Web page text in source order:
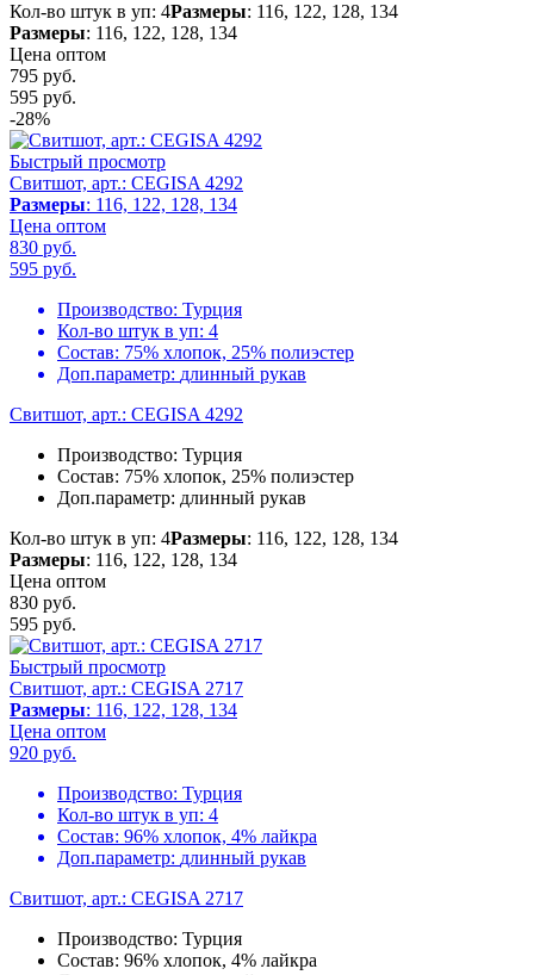
Кол-во штук в уп: 4Размеры: 116, 122, 128, 134
Размеры: 116, 122, 128, 134
Цена оптом
795 руб.
595 руб.
-28%
Быстрый просмотр
Свитшот, арт.: CEGISA 4292
Размеры: 116, 122, 128, 134
Цена оптом
830 руб.
595 руб.
Производство: Турция
Кол-во штук в уп: 4
Состав: 75% хлопок, 25% полиэстер
Доп.параметр: длинный рукав
Свитшот, арт.: CEGISA 4292
Производство: Турция
Состав: 75% хлопок, 25% полиэстер
Доп.параметр: длинный рукав
Кол-во штук в уп: 4Размеры: 116, 122, 128, 134
Размеры: 116, 122, 128, 134
Цена оптом
830 руб.
595 руб.
Быстрый просмотр
Свитшот, арт.: CEGISA 2717
Размеры: 116, 122, 128, 134
Цена оптом
920 руб.
Производство: Турция
Кол-во штук в уп: 4
Состав: 96% хлопок, 4% лайкра
Доп.параметр: длинный рукав
Свитшот, арт.: CEGISA 2717
Производство: Турция
Состав: 96% хлопок, 4% лайкра